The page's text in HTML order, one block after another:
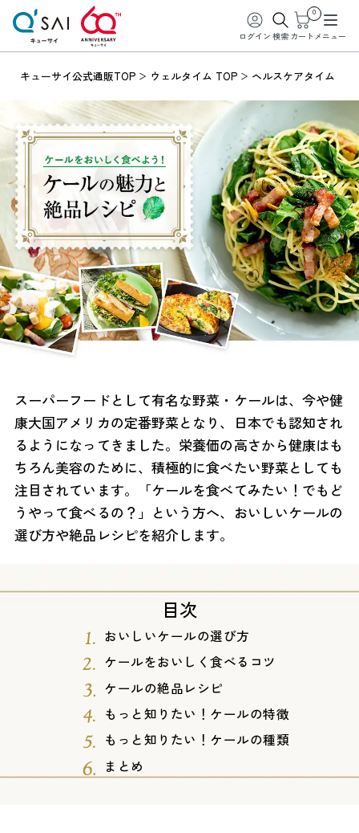
ログイン 検索
0
カート メニュー
キューサイ公式通販TOP ウェルタイム TOP ヘルスケアタイム
スーパーフードとして有名な野菜・ケールは、今や健
康大国アメリカの定番野菜となり、日本でも認知され
るようになってきました。栄養価の高さから健康はも
ちろん美容のために、積極的に食べたい野菜としても
注目されています。「ケールを食べてみたい！でもど
うやって食べるの？」という方へ、おいしいケールの
選び方や絶品レシピを紹介します。
目次
おいしいケールの選び方
ケールをおいしく食べるコツ
ケールの絶品レシピ
もっと知りたい！ケールの特徴
もっと知りたい！ケールの種類
まとめ